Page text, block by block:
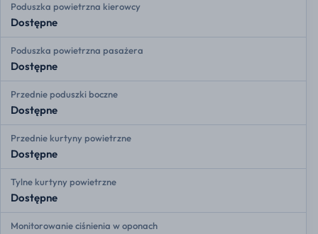
Poduszka powietrzna kierowcy
Dostępne
Poduszka powietrzna pasażera
Dostępne
Przednie poduszki boczne
Dostępne
Przednie kurtyny powietrzne
Dostępne
Tylne kurtyny powietrzne
Dostępne
Monitorowanie ciśnienia w oponach